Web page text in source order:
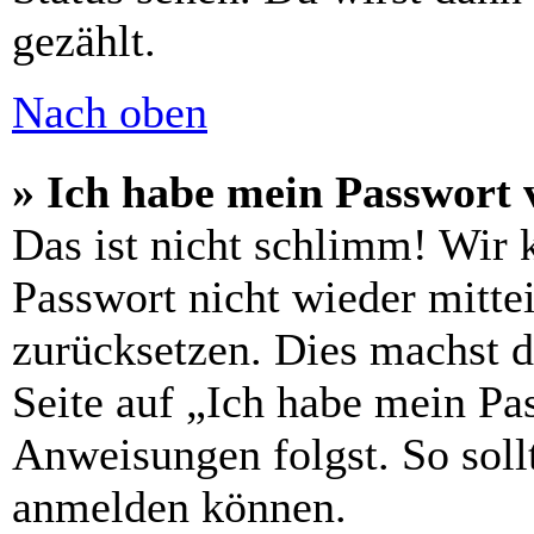
gezählt.
Nach oben
» Ich habe mein Passwort
Das ist nicht schlimm! Wir
Passwort nicht wieder
zurücksetzen. Dies machst
Seite auf „Ich habe mein
Anweisungen folgst. So
anmelden können.